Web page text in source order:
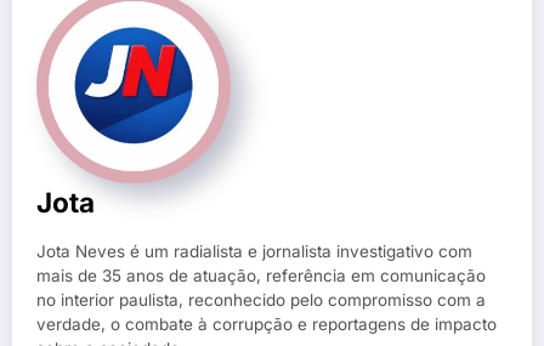
Jota
Jota Neves é um radialista e jornalista investigativo com
mais de 35 anos de atuação, referência em comunicação
no interior paulista, reconhecido pelo compromisso com a
verdade, o combate à corrupção e reportagens de impacto